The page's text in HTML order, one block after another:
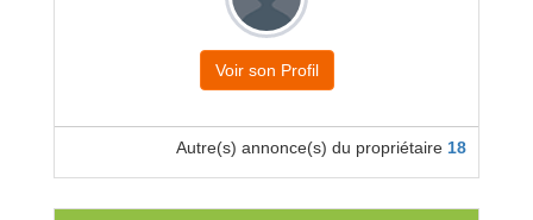
Voir son Profil
Autre(s) annonce(s) du propriétaire 18